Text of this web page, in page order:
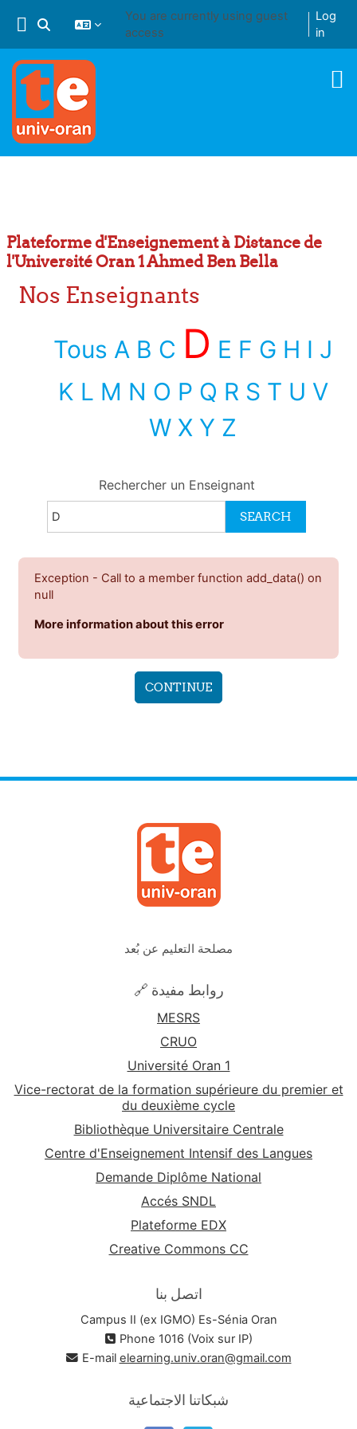
Toggle search input
You are currently using guest
access
Log
in
Plateforme d'Enseignement à Distance de
l'Université Oran 1 Ahmed Ben Bella
Nos Enseignants
Tous A B C D E F G H I J
K L M N O P Q R S T U V
W X Y Z
Rechercher un Enseignant
Exception - Call to a member function add_data() on
null
More information about this error
CONTINUE
مصلحة التعليم عن بُعد
🔗 روابط مفيدة
MESRS
CRUO
Université Oran 1
Vice-rectorat de la formation supérieure du premier et
du deuxième cycle
Bibliothèque Universitaire Centrale
Centre d'Enseignement Intensif des Langues
Demande Diplôme National
Accés SNDL
Plateforme EDX
Creative Commons CC
اتصل بنا
Campus II (ex IGMO) Es-Sénia Oran
Phone 1016 (Voix sur IP)
E-mail elearning.univ.oran@gmail.com
شبكاتنا الاجتماعية